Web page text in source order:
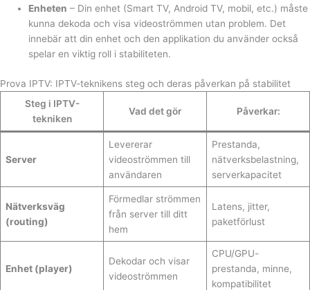
Enheten – Din enhet (Smart TV, Android TV, mobil, etc.) måste
kunna dekoda och visa videoströmmen utan problem. Det
innebär att din enhet och den applikation du använder också
spelar en viktig roll i stabiliteten.
Prova IPTV: IPTV-teknikens steg och deras påverkan på stabilitet
Steg i IPTV-
tekniken
Vad det gör Påverkar:
Server
Levererar
videoströmmen till
användaren
Prestanda,
nätverksbelastning,
serverkapacitet
Nätverksväg
(routing)
Förmedlar strömmen
från server till ditt
hem
Latens, jitter,
paketförlust
Enhet (player)
Dekodar och visar
videoströmmen
CPU/GPU-
prestanda, minne,
kompatibilitet